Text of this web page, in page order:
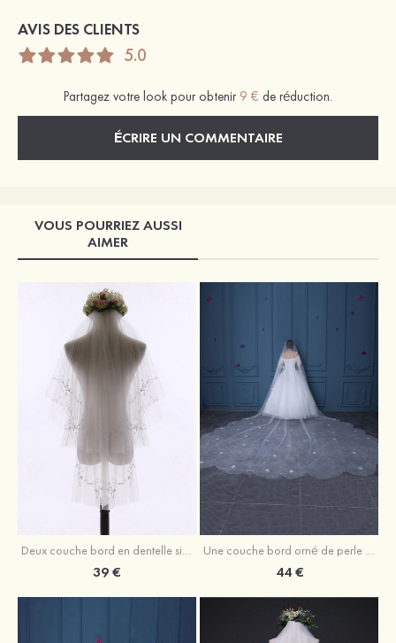
AVIS DES CLIENTS
5.0
Partagez votre look pour obtenir 9 € de réduction.
ÉCRIRE UN COMMENTAIRE
VOUS POURRIEZ AUSSI
AIMER
Deux couche bord en dentelle simple tulle voile de mariée valse
39 €
Une couche bord orné de perle tulle voiles de mariée cathédrale avec fleur
44 €